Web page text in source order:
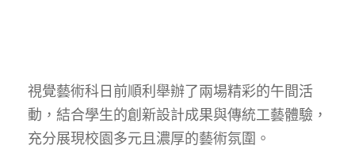
視覺藝術科日前順利舉辦了兩場精彩的午間活
動，結合學生的創新設計成果與傳統工藝體驗，
充分展現校園多元且濃厚的藝術氛圍。